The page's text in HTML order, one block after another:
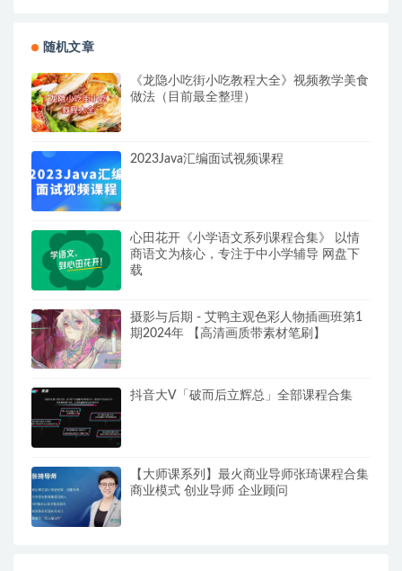
随机文章
《龙隐小吃街小吃教程大全》视频教学美食
做法（目前最全整理）
2023Java汇编面试视频课程
心田花开《小学语文系列课程合集》 以情
商语文为核心，专注于中小学辅导 网盘下
载
摄影与后期 - 艾鸭主观色彩人物插画班第1
期2024年 【高清画质带素材笔刷】
抖音大V「破而后立辉总」全部课程合集
【大师课系列】最火商业导师张琦课程合集
商业模式 创业导师 企业顾问